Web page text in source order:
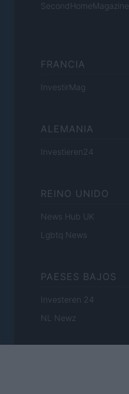
SecondHomeMagazine
FRANCIA
InvestirMag
ALEMANIA
Investieren24
REINO UNIDO
News Hub UK
Lgbtq News
PAESES BAJOS
Investeren 24
NL Newz